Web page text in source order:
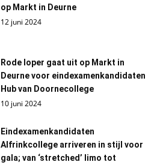
op Markt in Deurne
12 juni 2024
Rode loper gaat uit op Markt in
Deurne voor eindexamenkandidaten
Hub van Doornecollege
10 juni 2024
Eindexamenkandidaten
Alfrinkcollege arriveren in stijl voor
gala; van ‘stretched’ limo tot